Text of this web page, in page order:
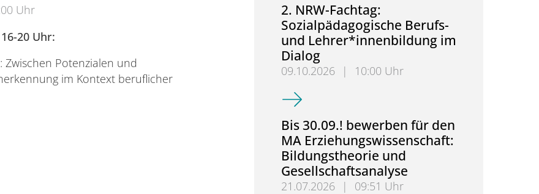
Uhr
20 Uhr:
Zwischen Potenzialen und
im Kontext beruflicher
Berufs- und Weiterbildungsforschung im Sommersemeser 2026
2. NRW-Fachtag:
Sozialpädagogische Berufs-
und Lehrer*innenbildung im
Dialog
09.10.2026 |
10:00 Uhr
2. NRW-Fachtag: Sozialpädagogische Berufs-
Bis 30.09.! bewerben für den
MA Erziehungswissenschaft:
Bildungstheorie und
Gesellschaftsanalyse
21.07.2026 |
09:51 Uhr